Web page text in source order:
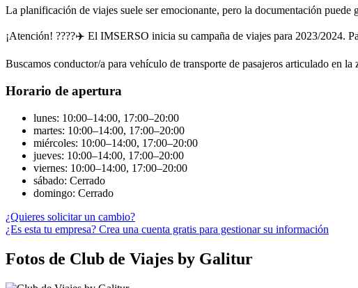
La planificación de viajes suele ser emocionante, pero la documentación
¡Atención! ????✈️ El IMSERSO inicia su campaña de viajes para 2023/2024.
Buscamos conductor/a para vehículo de transporte de pasajeros articulado en
Horario de apertura
lunes: 10:00–14:00, 17:00–20:00
martes: 10:00–14:00, 17:00–20:00
miércoles: 10:00–14:00, 17:00–20:00
jueves: 10:00–14:00, 17:00–20:00
viernes: 10:00–14:00, 17:00–20:00
sábado: Cerrado
domingo: Cerrado
¿Quieres solicitar un cambio?
¿Es esta tu empresa? Crea una cuenta gratis para gestionar su información
Fotos de Club de Viajes by Galitur